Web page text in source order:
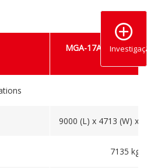
MGA-17A-
9000 (L) x 4713 (W) x
7135 kg